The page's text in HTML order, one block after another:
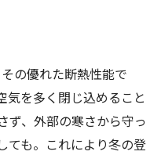
の優れた断熱性能で
気を多く閉じ込めること
ず、外部の寒さから守っ
ても。これにより冬の登